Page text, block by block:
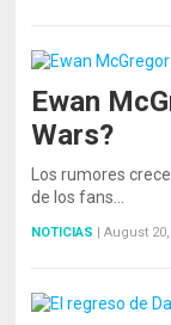
Ewan
Wars?
Los rumores
de los fans…
NOTICIAS | August